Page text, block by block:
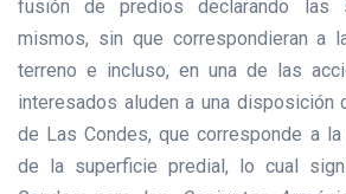
fusión de predios declarando las
mismos, sin que correspondieran a
terreno e incluso, en una de las
interesados aluden a una disposición
de Las Condes, que corresponde a
de la superficie predial, lo cual